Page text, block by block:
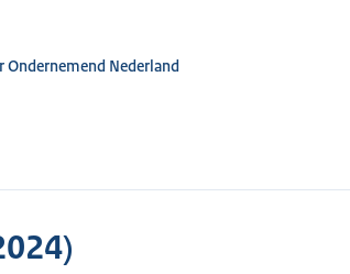
Ondernemend Nederland